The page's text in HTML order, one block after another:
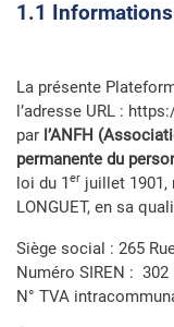
1.1
La présente
l’adresse URL :
par l’ANFH
permanente du
loi du 1er juillet 1901,
LONGUET, en sa
Siège social : 265
Numéro SIREN : 302
N° TVA